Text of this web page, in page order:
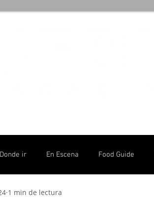
Donde ir En Escena Food Guide
1 min de lectura